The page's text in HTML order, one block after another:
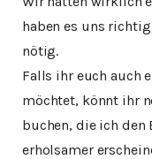
haben es uns
nötig.
Falls ihr euch auch
möchtet, könnt ihr
buchen, die ich den
erholsamer